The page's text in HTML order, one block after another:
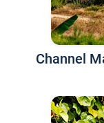
Channel